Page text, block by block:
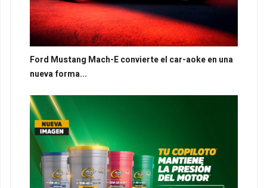
Ford Mustang Mach-E convierte el car-aoke en una
nueva forma...